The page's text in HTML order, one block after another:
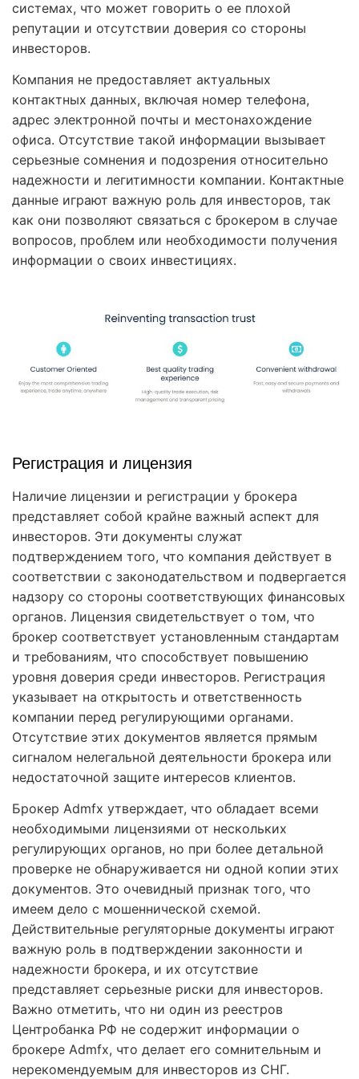
системах, что может говорить о ее плохой
репутации и отсутствии доверия со стороны
инвесторов.
Компания не предоставляет актуальных
контактных данных, включая номер телефона,
адрес электронной почты и местонахождение
офиса. Отсутствие такой информации вызывает
серьезные сомнения и подозрения относительно
надежности и легитимности компании. Контактные
данные играют важную роль для инвесторов, так
как они позволяют связаться с брокером в случае
вопросов, проблем или необходимости получения
информации о своих инвестициях.
Регистрация и лицензия
Наличие лицензии и регистрации у брокера
представляет собой крайне важный аспект для
инвесторов. Эти документы служат
подтверждением того, что компания действует в
соответствии с законодательством и подвергается
надзору со стороны соответствующих финансовых
органов. Лицензия свидетельствует о том, что
брокер соответствует установленным стандартам
и требованиям, что способствует повышению
уровня доверия среди инвесторов. Регистрация
указывает на открытость и ответственность
компании перед регулирующими органами.
Отсутствие этих документов является прямым
сигналом нелегальной деятельности брокера или
недостаточной защите интересов клиентов.
Брокер Admfx утверждает, что обладает всеми
необходимыми лицензиями от нескольких
регулирующих органов, но при более детальной
проверке не обнаруживается ни одной копии этих
документов. Это очевидный признак того, что
имеем дело с мошеннической схемой.
Действительные регуляторные документы играют
важную роль в подтверждении законности и
надежности брокера, и их отсутствие
представляет серьезные риски для инвесторов.
Важно отметить, что ни один из реестров
Центробанка РФ не содержит информации о
брокере Admfx, что делает его сомнительным и
нерекомендуемым для инвесторов из СНГ.